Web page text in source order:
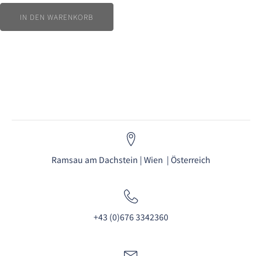
IN DEN WARENKORB
Ramsau am Dachstein | Wien | Österreich
+43 (0)676 3342360